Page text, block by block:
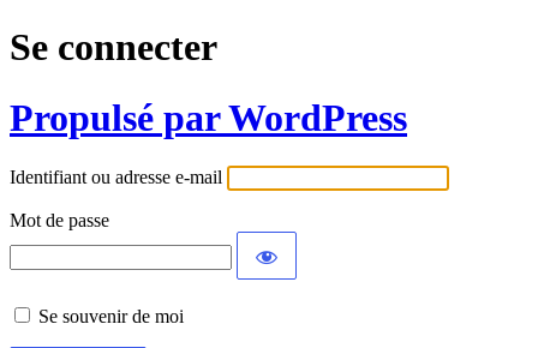
Se connecter
Propulsé par WordPress
Identifiant ou adresse e-mail
Mot de passe
Se souvenir de moi